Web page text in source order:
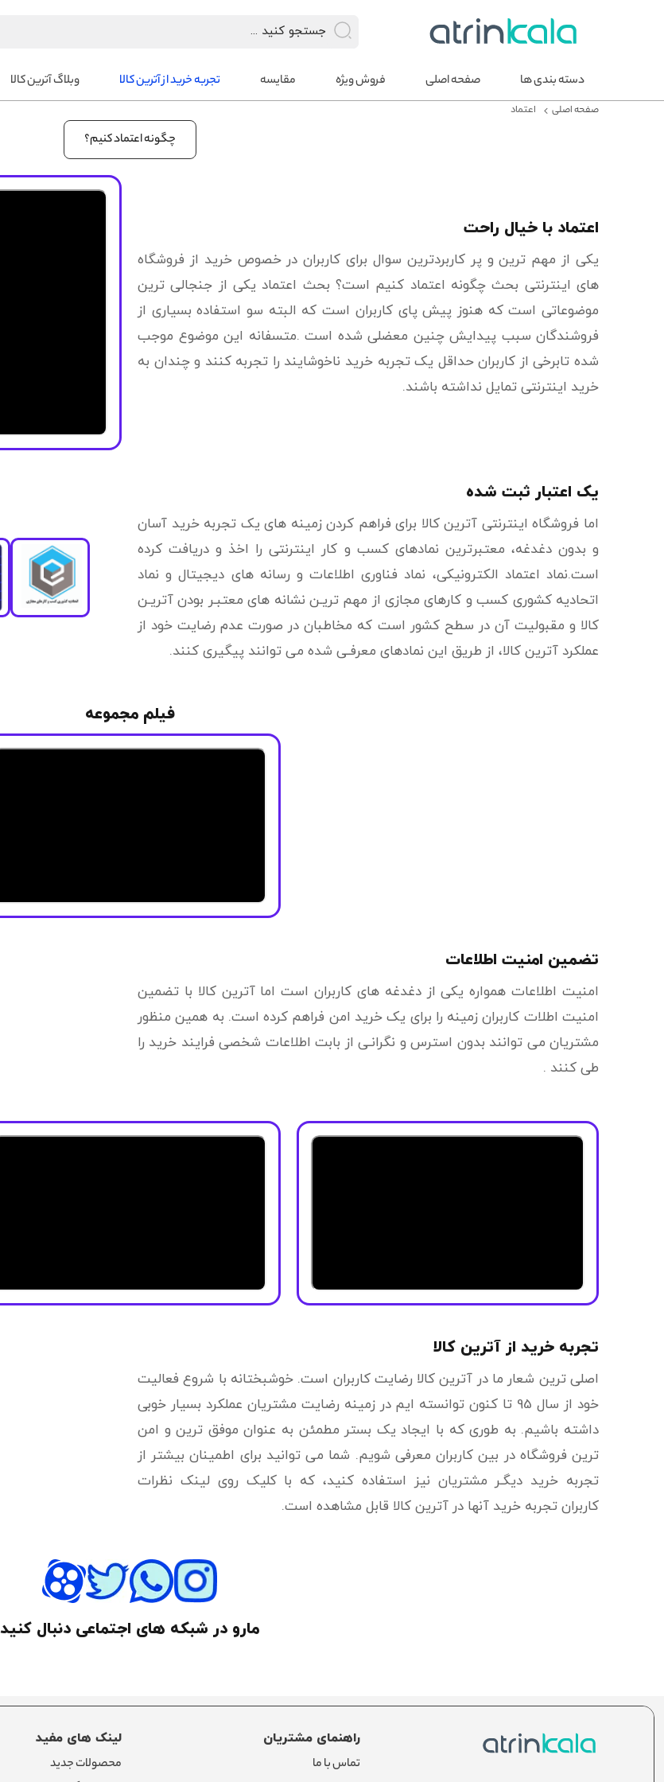
دسته بندی ها
صفحه اصلی فروش ویژه مقایسه تجربه خرید از آترین کالا وبلاگ آترین کالا
صفحه اصلی اعتماد
چگونه اعتماد کنیم؟
اعتماد با خیال راحت
یکی از مهم ترین و پر کاربردترین سوال برای کاربران در خصوص خرید از فروشگاه
های اینترنتی بحث چگونه اعتماد کنیم است؟ بحث اعتماد یکی از جنجالی ترین
موضوعاتی است که هنوز پیش پای کاربران است که البته سو استفاده بسیاری از
فروشندگان سبب پیدایش چنین معضلی شده است .متسفانه این موضوع موجب
شده تابرخی از کاربران حداقل یک تجربه خرید ناخوشایند را تجربه کنند و چندان به
خرید اینترنتی تمایل نداشته باشند.
یک اعتبار ثبت شده
اما فروشگاه اینترنتی آترین کالا برای فراهم کردن زمینه های یک تجربه خرید آسان
و بدون دغدغه، معتبرترین نمادهای کسب و کار اینترنتی را اخذ و دریافت کرده
است.نماد اعتماد الکترونیکی، نماد فناوری اطلاعات و رسانه های دیجیتال و نماد
اتحادیه کشوری کسب و کارهای مجازی از مهم تریـن نشانه های معتبـر بودن آتریـن
کالا و مقبولیت آن در سطح کشور است که مخاطبان در صورت عدم رضایت خود از
عملکرد آترین کالا، از طریق این نمادهای معرفـی شده می توانند پیگیری کنند.
فیلم مجموعه
تضمین امنیت اطلاعات
امنیت اطلاعات همواره یکی از دغدغه های کاربران است اما آترین کالا با تضمین
امنیت اطلات کاربران زمینه را برای یک خرید امن فراهم کرده است. به همین منظور
مشتریان می توانند بدون استرس و نگرانـی از بابت اطلاعات شخصی فرایند خرید را
طی کنند .
تجربه خرید از آترین کالا
اصلی ترین شعار ما در آترین کالا رضایت کاربران است. خوشبختانه با شروع فعالیت
خود از سال 95 تا کنون توانسته ایم در زمینه رضایت مشتریان عملکرد بسیار خوبی
داشته باشیم. به طوری که با ایجاد یک بستر مطمئن به عنوان موفق ترین و امن
ترین فروشگاه در بین کاربران معرفی شویم. شما می توانید برای اطمینان بیشتر از
تجربه خرید دیگـر مشتریان نیز استفاده کنید، که با کلیک روی لینک نظرات
کاربران تجربه خرید آنها در آترین کالا قابل مشاهده است.
مارو در شبکه های اجتماعی دنبال کنید
راهنمای مشتریان
تماس با ما
لینک های مفید
محصولات جدید